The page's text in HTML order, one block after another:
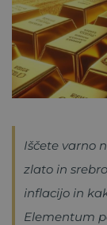
Iščete varno
zlato in
inflacijo in
Elementum